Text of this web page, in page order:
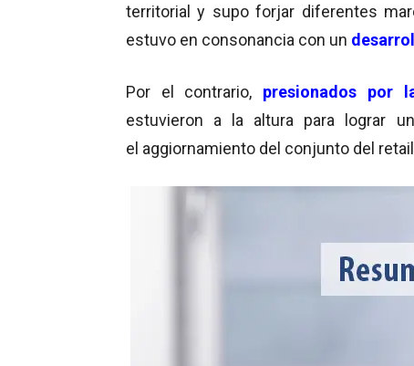
territorial y supo forjar diferentes
estuvo en consonancia con un
Por el contrario, presionados por
estuvieron a la altura para lograr
el aggiornamiento del conjunto del